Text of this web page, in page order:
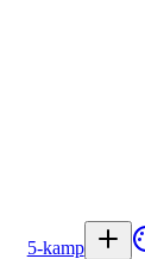
5-kamp